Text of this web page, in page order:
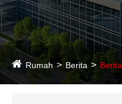
Rumah Berita